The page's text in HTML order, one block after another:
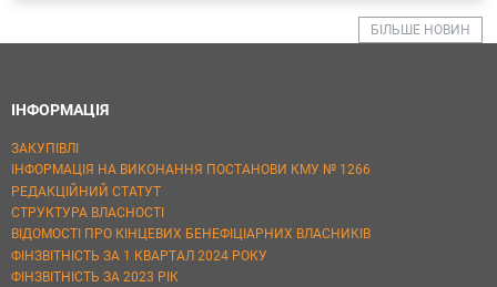
БІЛЬШЕ НОВИН
ІНФОРМАЦІЯ
ЗАКУПІВЛІ
ІНФОРМАЦІЯ НА ВИКОНАННЯ ПОСТАНОВИ КМУ № 1266
РЕДАКЦІЙНИЙ СТАТУТ
СТРУКТУРА ВЛАСНОСТІ
ВІДОМОСТІ ПРО КІНЦЕВИХ БЕНЕФІЦІАРНИХ ВЛАСНИКІВ
ФІНЗВІТНІСТЬ ЗА 1 КВАРТАЛ 2024 РОКУ
ФІНЗВІТНІСТЬ ЗА 2023 РІК